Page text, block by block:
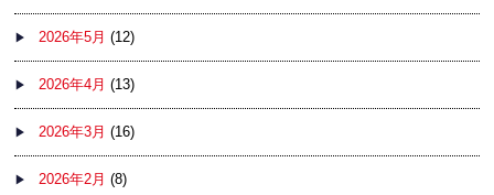
2026年5月 (12)
2026年4月 (13)
2026年3月 (16)
2026年2月 (8)